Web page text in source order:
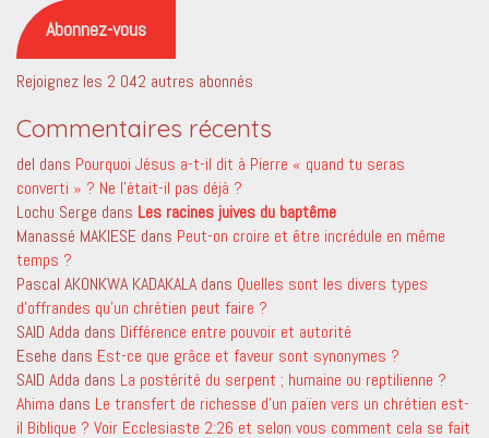
mail
Abonnez-vous
Rejoignez les 2 042 autres abonnés
Commentaires récents
del dans Pourquoi Jésus a-t-il dit à Pierre « quand tu seras
converti » ? Ne l’était-il pas déjà ?
Lochu Serge dans Les racines juives du baptême
Manassé MAKIESE dans Peut-on croire et être incrédule en même
temps ?
Pascal AKONKWA KADAKALA dans Quelles sont les divers types
d’offrandes qu’un chrétien peut faire ?
SAID Adda dans Différence entre pouvoir et autorité
Esehe dans Est-ce que grâce et faveur sont synonymes ?
SAID Adda dans La postérité du serpent ; humaine ou reptilienne ?
Ahima dans Le transfert de richesse d’un païen vers un chrétien est-
il Biblique ? Voir Ecclesiaste 2:26 et selon vous comment cela se fait